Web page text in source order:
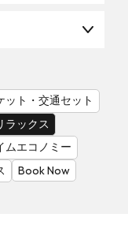
ット・交通セット
ラックス
ムエコノミー
Book Now